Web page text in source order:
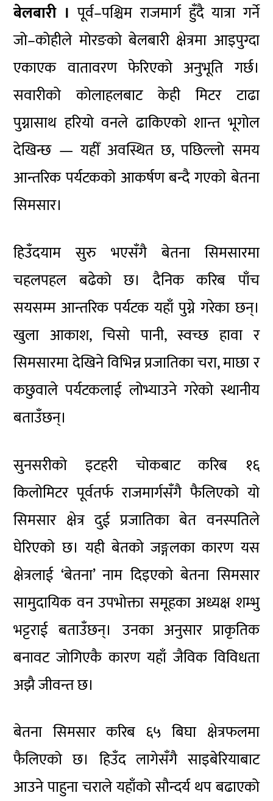
बेलबारी ।पूर्व–पश्चिम राजमार्ग हुँदै यात्रा गर्ने
जो–कोहीले मोरङको बेलबारी क्षेत्रमा आइपुग्दा
एकाएक वातावरण फेरिएको अनुभूति गर्छ।
सवारीको कोलाहलबाट केही मिटर टाढा
पुग्नासाथ हरियो वनले ढाकिएको शान्त भूगोल
देखिन्छ — यहीँ अवस्थित छ, पछिल्लो समय
आन्तरिक पर्यटकको आकर्षण बन्दै गएको बेतना
सिमसार।
हिउँदयाम सुरु भएसँगै बेतना सिमसारमा
चहलपहल बढेको छ। दैनिक करिब पाँच
सयसम्म आन्तरिक पर्यटक यहाँ पुग्ने गरेका छन्।
खुला आकाश, चिसो पानी, स्वच्छ हावा र
सिमसारमा देखिने विभिन्न प्रजातिका चरा, माछा र
कछुवाले पर्यटकलाई लोभ्याउने गरेको स्थानीय
बताउँछन्।
सुनसरीको इटहरी चोकबाट करिब १६
किलोमिटर पूर्वतर्फ राजमार्गसँगै फैलिएको यो
सिमसार क्षेत्र दुई प्रजातिका बेत वनस्पतिले
घेरिएको छ। यही बेतको जङ्गलका कारण यस
क्षेत्रलाई ‘बेतना’ नाम दिइएको बेतना सिमसार
सामुदायिक वन उपभोक्ता समूहका अध्यक्ष शम्भु
भट्टराई बताउँछन्। उनका अनुसार प्राकृतिक
बनावट जोगिएकै कारण यहाँ जैविक विविधता
अझै जीवन्त छ।
बेतना सिमसार करिब ६५ बिघा क्षेत्रफलमा
फैलिएको छ। हिउँद लागेसँगै साइबेरियाबाट
आउने पाहुना चराले यहाँको सौन्दर्य थप बढाएको